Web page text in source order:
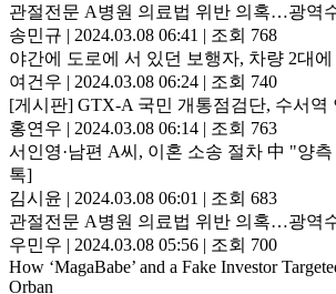
관절전문 A병원 의료법 위반 의혹…광역
송민규 | 2024.03.08 06:41 | 조회 768
야간에 도로에 서 있던 보행자, 차량 2대
여건우 | 2024.03.08 06:24 | 조회 740
[게시판] GTX-A 국민 개통점검단, 수서역
홍연우 | 2024.03.08 06:14 | 조회 763
서인영·남편 A씨, 이혼 소송 절차 中 "양
톡]
김시윤 | 2024.03.08 06:01 | 조회 683
관절전문 A병원 의료법 위반 의혹…광역
우민우 | 2024.03.08 05:56 | 조회 700
How ‘MagaBabe’ and a Fake Investor
Orban